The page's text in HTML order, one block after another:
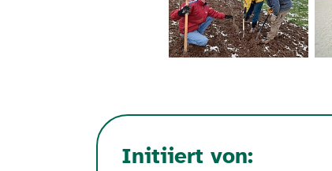
Initiiert von: